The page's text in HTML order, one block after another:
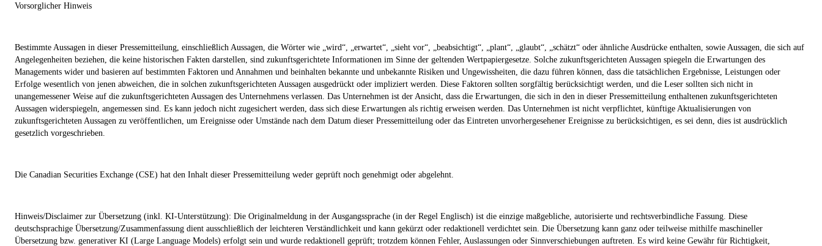
Vorsorglicher Hinweis
Bestimmte Aussagen in dieser Pressemitteilung, einschließlich Aussagen, die Wörter wie „wird“, „erwartet“, „sieht vor“, „beabsichtigt“, „plant“, „glaubt“, „schätzt“ oder ähnliche Ausdrücke enthalten, sowie Aussagen, die sich auf
Angelegenheiten beziehen, die keine historischen Fakten darstellen, sind zukunftsgerichtete Informationen im Sinne der geltenden Wertpapiergesetze. Solche zukunftsgerichteten Aussagen spiegeln die Erwartungen des
Managements wider und basieren auf bestimmten Faktoren und Annahmen und beinhalten bekannte und unbekannte Risiken und Ungewissheiten, die dazu führen können, dass die tatsächlichen Ergebnisse, Leistungen oder
Erfolge wesentlich von jenen abweichen, die in solchen zukunftsgerichteten Aussagen ausgedrückt oder impliziert werden. Diese Faktoren sollten sorgfältig berücksichtigt werden, und die Leser sollten sich nicht in
unangemessener Weise auf die zukunftsgerichteten Aussagen des Unternehmens verlassen. Das Unternehmen ist der Ansicht, dass die Erwartungen, die sich in den in dieser Pressemitteilung enthaltenen zukunftsgerichteten
Aussagen widerspiegeln, angemessen sind. Es kann jedoch nicht zugesichert werden, dass sich diese Erwartungen als richtig erweisen werden. Das Unternehmen ist nicht verpflichtet, künftige Aktualisierungen von
zukunftsgerichteten Aussagen zu veröffentlichen, um Ereignisse oder Umstände nach dem Datum dieser Pressemitteilung oder das Eintreten unvorhergesehener Ereignisse zu berücksichtigen, es sei denn, dies ist ausdrücklich
gesetzlich vorgeschrieben.
Die Canadian Securities Exchange (CSE) hat den Inhalt dieser Pressemitteilung weder geprüft noch genehmigt oder abgelehnt.
Hinweis/Disclaimer zur Übersetzung (inkl. KI-Unterstützung): Die Originalmeldung in der Ausgangssprache (in der Regel Englisch) ist die einzige maßgebliche, autorisierte und rechtsverbindliche Fassung. Diese
deutschsprachige Übersetzung/Zusammenfassung dient ausschließlich der leichteren Verständlichkeit und kann gekürzt oder redaktionell verdichtet sein. Die Übersetzung kann ganz oder teilweise mithilfe maschineller
Übersetzung bzw. generativer KI (Large Language Models) erfolgt sein und wurde redaktionell geprüft; trotzdem können Fehler, Auslassungen oder Sinnverschiebungen auftreten. Es wird keine Gewähr für Richtigkeit,